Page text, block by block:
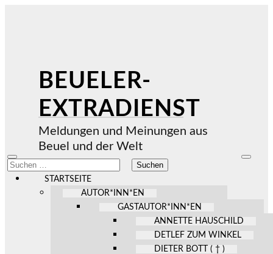
BEUELER-
EXTRADIENST
Meldungen und Meinungen aus
Beuel und der Welt
Mobile-
Menü
ein-/ausblenden
Suchen
nach:
STARTSEITE
AUTOR*INN*EN
GASTAUTOR*INN*EN
ANNETTE HAUSCHILD
DETLEF ZUM WINKEL
DIETER BOTT ( † )